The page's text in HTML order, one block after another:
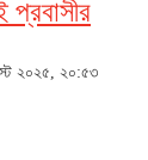
প্রবাসীর
২০২৫, ২০:৫৩